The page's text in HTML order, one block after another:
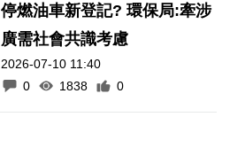
停燃油車新登記? 環保局:牽涉
廣需社會共識考慮
2026-07-10 11:40
0
1838 0